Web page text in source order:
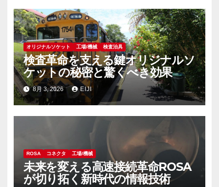
オリジナルソケット 工場/機械 検査治具
検査革命を支える鍵オリジナルソ
ケットの秘密と驚くべき効果
8月 3, 2026 EIJI
ROSA コネクタ 工場/機械
未来を変える高速接続革命ROSA
が切り拓く新時代の情報技術